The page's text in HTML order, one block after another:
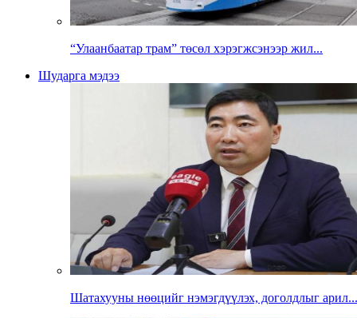
“Улаанбаатар трам” төсөл хэрэгжсэнээр жил...
Шударга мэдээ
Шатахууны нөөцийг нэмэгдүүлэх, доголдлыг арил...